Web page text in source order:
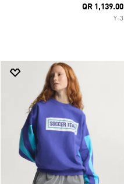
QR 1,139.00
Y-3